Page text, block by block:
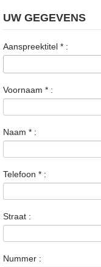
UW GEGEVENS
Aanspreektitel * :
Voornaam * :
Naam * :
Telefoon * :
Straat :
Nummer :